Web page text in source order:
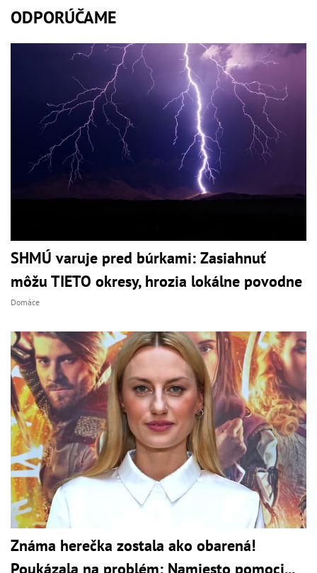
ODPORÚČAME
SHMÚ varuje pred búrkami: Zasiahnuť
môžu TIETO okresy, hrozia lokálne povodne
Domáce
Známa herečka zostala ako obarená!
Poukázala na problém: Namiesto pomoci...